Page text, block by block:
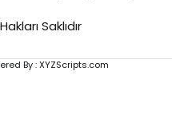
Saklıdır
By :XYZScripts.com